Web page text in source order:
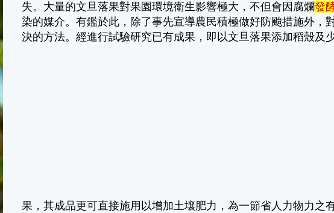
失。大量的文旦落果對果園環境衛生影響極大，不但會因腐爛發
染的媒介。有鑑於此，除了事先宣導農民積極做好防颱措施外
決的方法。經進行試驗研究已有成果，即以文旦落果添加稻殼及
果，其成品更可直接施用以增加土壤肥力，為一節省人力物力之